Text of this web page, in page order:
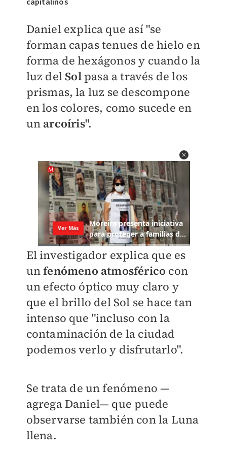
Daniel explica que así "se
forman capas tenues de hielo en
forma de hexágonos y cuando la
luz del Solpasa a través de los
prismas, la luz se descompone
en los colores, como sucede en
un arcoíris".
El investigador explica que es
unfenómeno atmosférico con
un efecto óptico muy claro y
que el brillo del Sol se hace tan
intenso que "incluso con la
contaminación de la ciudad
podemos verlo y disfrutarlo".
Se trata de un fenómeno —
agrega Daniel— que puede
observarse también con la Luna
llena.